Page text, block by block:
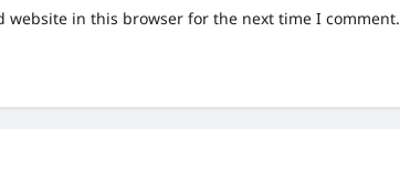
website in this browser for the next time I comment.